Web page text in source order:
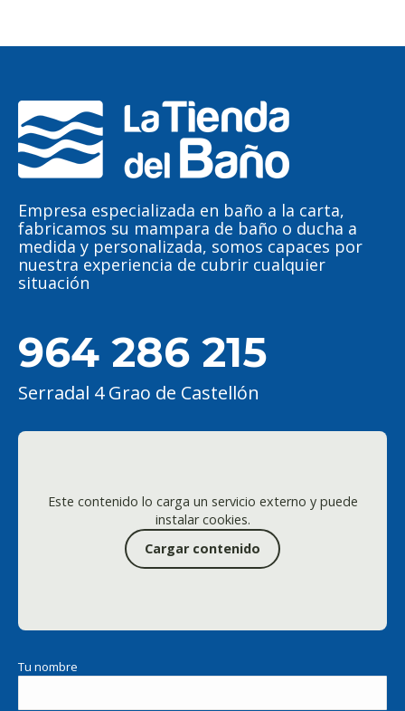
Empresa especializada en baño a la carta,
fabricamos su mampara de baño o ducha a
medida y personalizada, somos capaces por
nuestra experiencia de cubrir cualquier
situación
964 286 215
Serradal 4 Grao de Castellón
Este contenido lo carga un servicio externo y puede
instalar cookies.
Cargar contenido
Tu nombre